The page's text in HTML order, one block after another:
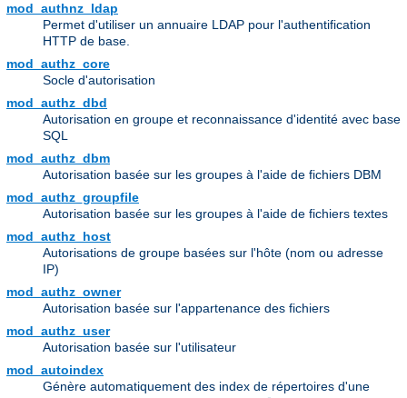
mod_authnz_ldap
Permet d'utiliser un annuaire LDAP pour l'authentification
HTTP de base.
mod_authz_core
Socle d'autorisation
mod_authz_dbd
Autorisation en groupe et reconnaissance d'identité avec base
SQL
mod_authz_dbm
Autorisation basée sur les groupes à l'aide de fichiers DBM
mod_authz_groupfile
Autorisation basée sur les groupes à l'aide de fichiers textes
mod_authz_host
Autorisations de groupe basées sur l'hôte (nom ou adresse
IP)
mod_authz_owner
Autorisation basée sur l'appartenance des fichiers
mod_authz_user
Autorisation basée sur l'utilisateur
mod_autoindex
Génère automatiquement des index de répertoires d'une